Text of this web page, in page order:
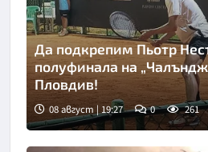
Да подкрепим Пьотр
полуфинала на
Пловдив!
08 август | 19:27 0 261